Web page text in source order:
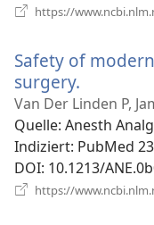
https://
Safety of
surgery.
neues
Fenster)
Van Der Linden P,
Quelle‎: Anesth
Indiziert‎: PubMed
DOI‎: 10.1213/
https://